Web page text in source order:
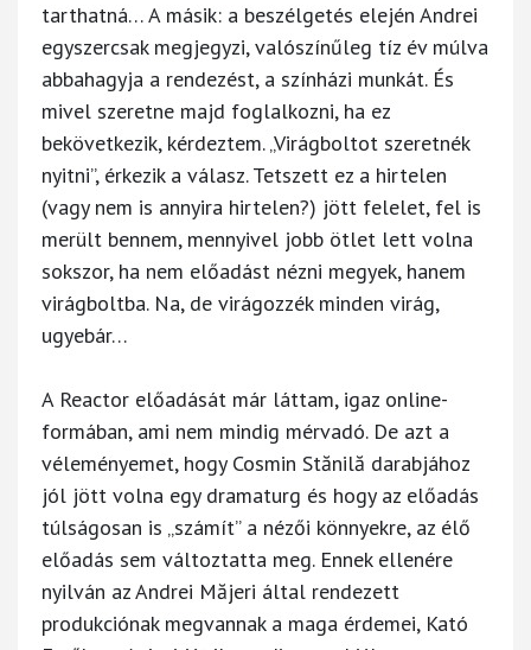
tarthatná… A másik: a beszélgetés elején Andrei
egyszercsak megjegyzi, valószínűleg tíz év múlva
abbahagyja a rendezést, a színházi munkát. És
mivel szeretne majd foglalkozni, ha ez
bekövetkezik, kérdeztem. „Virágboltot szeretnék
nyitni”, érkezik a válasz. Tetszett ez a hirtelen
(vagy nem is annyira hirtelen?) jött felelet, fel is
merült bennem, mennyivel jobb ötlet lett volna
sokszor, ha nem előadást nézni megyek, hanem
virágboltba. Na, de virágozzék minden virág,
ugyebár…
A Reactor előadását már láttam, igaz online-
formában, ami nem mindig mérvadó. De azt a
véleményemet, hogy Cosmin Stănilă darabjához
jól jött volna egy dramaturg és hogy az előadás
túlságosan is „számít” a nézői könnyekre, az élő
előadás sem változtatta meg. Ennek ellenére
nyilván az Andrei Măjeri által rendezett
produkciónak megvannak a maga érdemei, Kató